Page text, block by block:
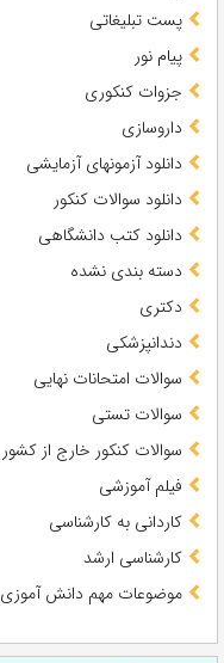
پست تبلیغاتی
پیام نور
جزوات کنکوری
داروسازی
دانلود آزمونهای آزمایشی
دانلود سوالات کنکور
دانلود کتب دانشگاهی
دسته بندی نشده
دکتری
دندانپزشکی
سوالات امتحانات نهایی
سوالات تستی
سوالات کنکور خارج از کشور
فیلم آموزشی
کاردانی به کارشناسی
کارشناسی ارشد
موضوعات مهم دانش آموزی